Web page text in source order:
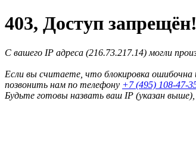
403, Доступ запрещён!
С вашего IP адреса (216.73.217.14) могли
Если вы считаете, что блокировка
позвонить нам по телефону +7 (495) 108-47-
Будьте готовы назвать ваш IP (указан